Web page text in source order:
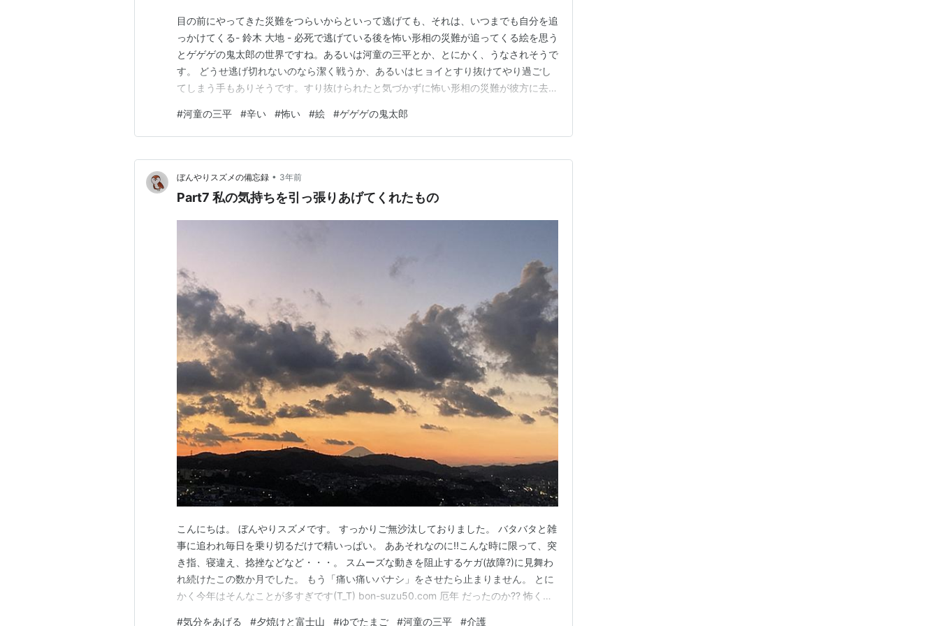
目の前にやってきた災難をつらいからといって逃げても、それは、いつまでも自分を追
っかけてくる- 鈴木 大地 - 必死で逃げている後を怖い形相の災難が追ってくる絵を思う
とゲゲゲの鬼太郎の世界ですね。あるいは河童の三平とか、とにかく、うなされそうで
す。 どうせ逃げ切れないのなら潔く戦うか、あるいはヒョイとすり抜けてやり過ごし
てしまう手もありそうです。すり抜けられたと気づかずに怖い形相の災難が彼方に去っ
#河童の三平 #辛い #怖い #絵 #ゲゲゲの鬼太郎
ぼんやりスズメの備忘録 • 3年前
Part7 私の気持ちを引っ張りあげてくれたもの
こんにちは。 ぼんやりスズメです。 すっかりご無沙汰しておりました。 バタバタと雑
事に追われ毎日を乗り切るだけで精いっぱい。 ああそれなのに!!こんな時に限って、突
き指、寝違え、捻挫などなど・・・。 スムーズな動きを阻止するケガ(故障?)に見舞わ
れ続けたこの数か月でした。 もう「痛い痛いバナシ」をさせたら止まりません。 とに
かく今年はそんなことが多すぎです(T_T) bon-suzu50.com 厄年 だったのか?? 怖くて
#気分をあげる #夕焼けと富士山 #ゆでたまご #河童の三平 #介護